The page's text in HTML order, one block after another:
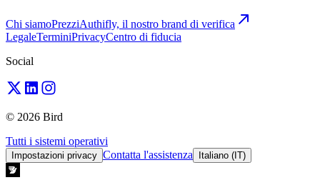
Chi siamoPrezziAuthifly, il nostro brand di verifica
LegaleTerminiPrivacyCentro di fiducia
Social
© 2026 Bird
Tutti i sistemi operativi
Impostazioni privacy Contatta l'assistenza Italiano (IT)